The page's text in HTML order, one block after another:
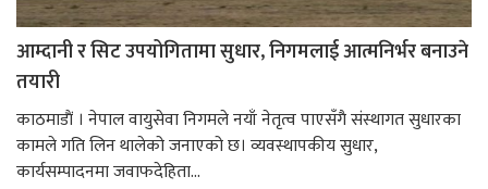
आम्दानी र सिट उपयोगितामा सुधार, निगमलाई आत्मनिर्भर बनाउने
तयारी
काठमाडाैं । नेपाल वायुसेवा निगमले नयाँ नेतृत्व पाएसँगै संस्थागत सुधारका
कामले गति लिन थालेको जनाएको छ। व्यवस्थापकीय सुधार,
कार्यसम्पादनमा जवाफदेहिता...